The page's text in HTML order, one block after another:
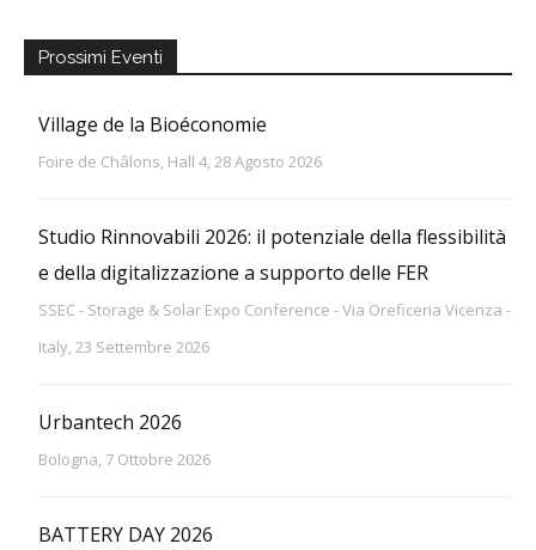
Prossimi Eventi
Village de la Bioéconomie
Foire de Châlons, Hall 4, 28 Agosto 2026
Studio Rinnovabili 2026: il potenziale della flessibilità
e della digitalizzazione a supporto delle FER
SSEC - Storage & Solar Expo Conference - Via Oreficeria Vicenza -
Italy, 23 Settembre 2026
Urbantech 2026
Bologna, 7 Ottobre 2026
BATTERY DAY 2026